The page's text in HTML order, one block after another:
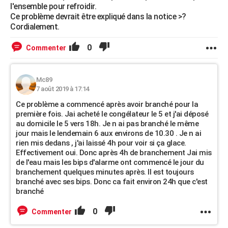
l'ensemble pour refroidir.
Ce problème devrait être expliqué dans la notice >?
Cordialement.
Commenter 0
Mc89
7 août 2019 à 17:14
Ce problème a commencé après avoir branché pour la
première fois. Jai acheté le congélateur le 5 et j'ai déposé
au domicile le 5 vers 18h. Je n ai pas branché le même
jour mais le lendemain 6 aux environs de 10.30 . Je n ai
rien mis dedans , j'ai laissé 4h pour voir si ça glace.
Effectivement oui. Donc après 4h de branchement Jai mis
de l'eau mais les bips d'alarme ont commencé le jour du
branchement quelques minutes après. Il est toujours
branché avec ses bips. Donc ca fait environ 24h que c'est
branché
Commenter 0